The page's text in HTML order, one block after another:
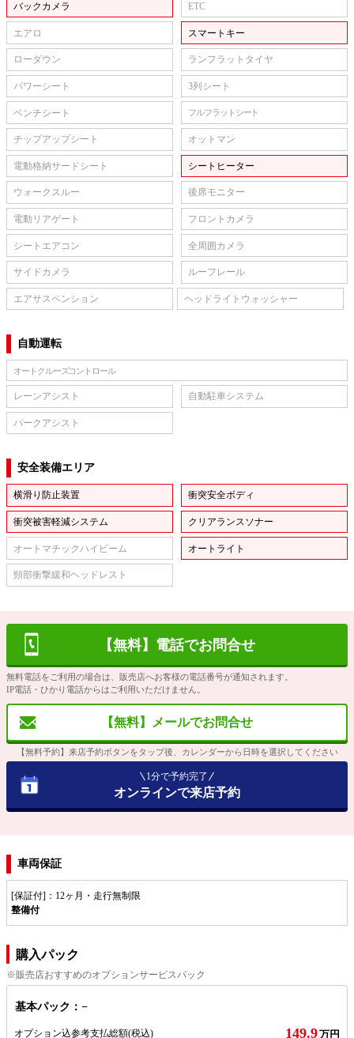
バックカメラ ETC
エアロ スマートキー
ローダウン ランフラットタイヤ
パワーシート 3列シート
ベンチシート フルフラットシート
チップアップシート オットマン
電動格納サードシート シートヒーター
ウォークスルー 後席モニター
電動リアゲート フロントカメラ
シートエアコン 全周囲カメラ
サイドカメラ ルーフレール
エアサスペンション ヘッドライトウォッシャー
自動運転
オートクルーズコントロール
レーンアシスト 自動駐車システム
パークアシスト
安全装備エリア
横滑り防止装置 衝突安全ボディ
衝突被害軽減システム クリアランスソナー
オートマチックハイビーム オートライト
頸部衝撃緩和ヘッドレスト
【無料】電話でお問合せ
無料電話をご利用の場合は、販売店へお客様の電話番号が通知されます。
IP電話・ひかり電話からはご利用いただけません。
【無料】メールでお問合せ
【無料予約】来店予約ボタンをタップ後、カレンダーから日時を選択してください
1分で予約完了
オンラインで来店予約
車両保証
[保証付]：12ヶ月・走行無制限
整備付
購入パック
※販売店おすすめのオプションサービスパック
基本パック：−
オプション込参考支払総額(税込) 149.9万円